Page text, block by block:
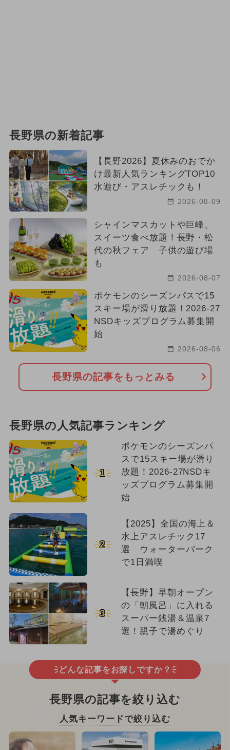
長野県の新着記事
【長野2026】夏休みのおでか
け最新人気ランキングTOP10
水遊び・アスレチックも！
2026-08-09
シャインマスカットや巨峰、
スイーツ食べ放題！長野・松
代の秋フェア 子供の遊び場
も
2026-08-07
ポケモンのシーズンパスで15
スキー場が滑り放題！2026-27
NSDキッズプログラム募集開
始
2026-08-06
長野県の記事をもっとみる
長野県の人気記事ランキング
1
ポケモンのシーズンパ
スで15スキー場が滑り
放題！2026-27NSDキ
ッズプログラム募集開
始
2
【2025】全国の海上＆
水上アスレチック17
選 ウォーターパーク
で1日満喫
3
【長野】早朝オープン
の「朝風呂」に入れる
スーパー銭湯＆温泉7
選！親子で湯めぐり
どんな記事をお探しですか？
長野県の記事を絞り込む
人気キーワードで絞り込む